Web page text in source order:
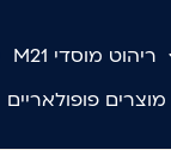
ריהוט מוסדי M21
מוצרים פופולאריים